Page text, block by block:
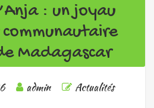
: un joyau
Madagascar
admin Actualités